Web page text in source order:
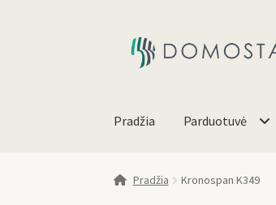
Pradžia Parduotuvė
Pradžia Kronospan K349